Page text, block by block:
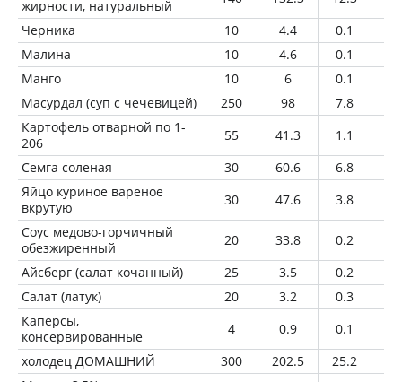
жирности, натуральный
Черника
10 4.4 0.1
Малина
10 4.6 0.1
Манго
10 6 0.1
Масурдал (суп с чечевицей)
250 98 7.8
Картофель отварной по 1-
206
55 41.3 1.1
Семга соленая
30 60.6 6.8
Яйцо куриное вареное
вкрутую
30 47.6 3.8
Соус медово-горчичный
обезжиренный
20 33.8 0.2
Айсберг (салат кочанный)
25 3.5 0.2
Салат (латук)
20 3.2 0.3
Каперсы,
консервированные
4 0.9 0.1
холодец ДОМАШНИЙ
300 202.5 25.2